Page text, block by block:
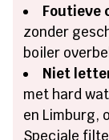
Foutieve
zonder
boiler
Niet
met hard
en Limburg,
Speciale